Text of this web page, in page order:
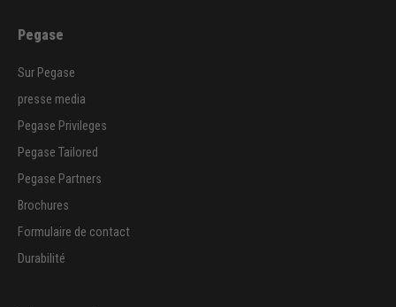
Pegase
Sur Pegase
presse media
Pegase Privileges
Pegase Tailored
Pegase Partners
Brochures
Formulaire de contact
Durabilité